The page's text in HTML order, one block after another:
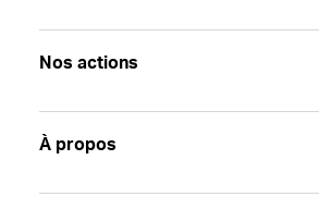
Nos actions
À propos